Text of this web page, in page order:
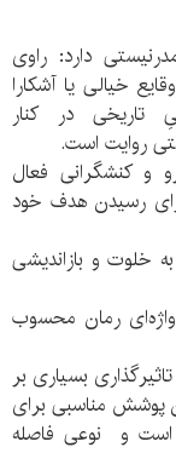
دارد: راوی
خیالی یا آشکارا
تاریخی در کنار
روایت است.
و کنشگرانی فعال
رسیدن هدف خود
خلوت و بازاندیشی
رمان محسوب
بسیاری بر
پوشش مناسبی برای
است و نوعی فاصله